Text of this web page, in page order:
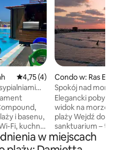
Średnia ocena: 4,75 na 5,
4,75 (4)
i basenu,
Fi, kuchnią
dla rodzin,
podróż
Condo w: Ras El-
Spokój nad morzem | | Las
Seaview Retreat
Elegancki pobyt
widok na morze i
plaży Wejdź do
sanktuarium –
apartament przy
wejście i pięknie
w miejscach